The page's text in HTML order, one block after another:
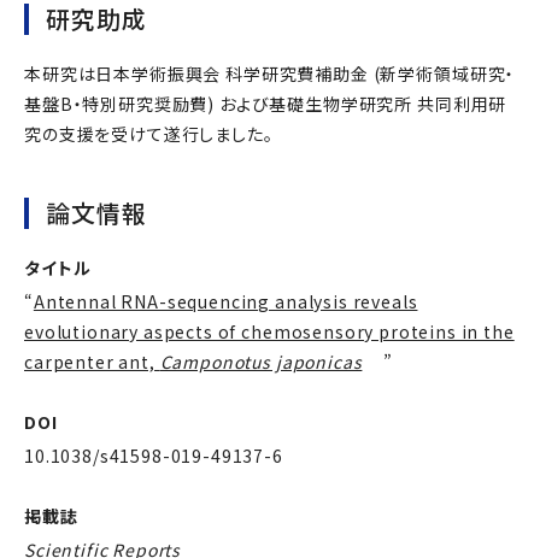
研究助成
本研究は日本学術振興会 科学研究費補助金 (新学術領域研究・
基盤B・特別研究奨励費) および基礎生物学研究所 共同利用研
究の支援を受けて遂行しました。
論文情報
タイトル
“Antennal RNA-sequencing analysis reveals
evolutionary aspects of chemosensory proteins in the
carpenter ant, Camponotus japonicas ”
DOI
10.1038/s41598-019-49137-6
掲載誌
Scientific Reports